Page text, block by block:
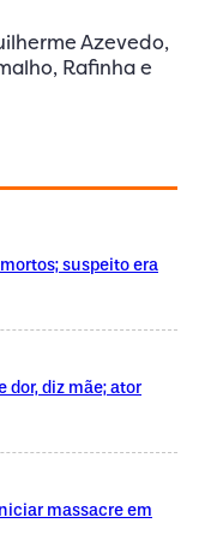
Azevedo,
Rafinha e
suspeito era
diz mãe; ator
massacre em